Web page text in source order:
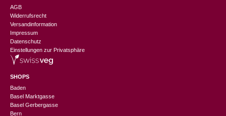
AGB
Widerrufsrecht
Versandinformation
Impressum
Datenschutz
Einstellungen zur Privatsphäre
SHOPS
Baden
Basel Marktgasse
Basel Gerbergasse
Bern